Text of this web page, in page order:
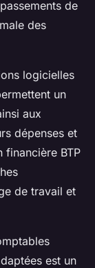
de
des
logicielles
un
aux
dépenses et
financière BTP
de travail et
est un